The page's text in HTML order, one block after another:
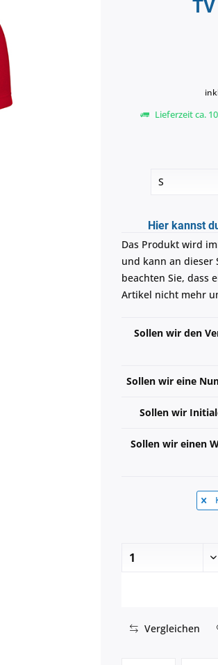
Lieferzeit ca.
Hier kannst
Das Produkt wird
und kann an dieser
beachten Sie, dass
Artikel nicht mehr
Sollen wir den
Sollen wir eine
Sollen wir
Sollen wir einen
Vergleichen